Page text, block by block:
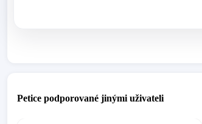
Petice podporované jinými uživateli